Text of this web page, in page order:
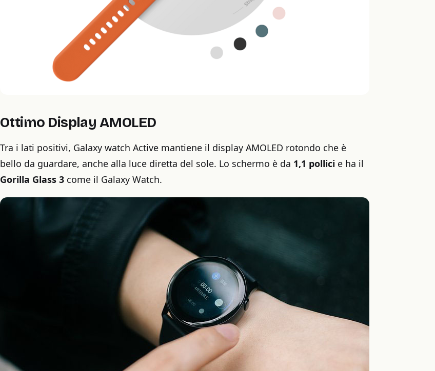
Ottimo Display AMOLED
Tra i lati positivi, Galaxy watch Active mantiene il display AMOLED rotondo che è
bello da guardare, anche alla luce diretta del sole. Lo schermo è da 1,1 pollici e ha il
Gorilla Glass 3 come il Galaxy Watch.